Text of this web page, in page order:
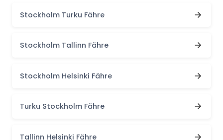
Stockholm Turku Fähre
Stockholm Tallinn Fähre
Stockholm Helsinki Fähre
Turku Stockholm Fähre
Tallinn Helsinki Fähre